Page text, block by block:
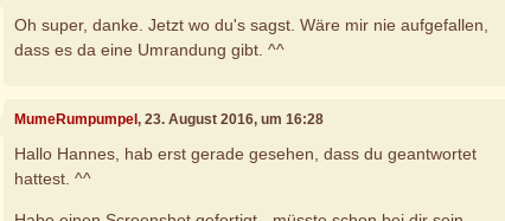
Oh super, danke. Jetzt wo du's sagst. Wäre mir nie aufgefallen,
dass es da eine Umrandung gibt. ^^
MumeRumpumpel, 23. August 2016, um 16:28
Hallo Hannes, hab erst gerade gesehen, dass du geantwortet
hattest. ^^